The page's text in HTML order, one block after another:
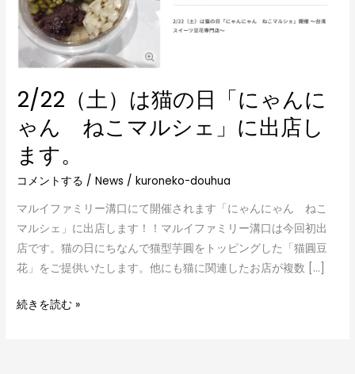
2/22（土）は猫の日「にゃんに
ゃん ねこマルシェ」に出店し
ます。
コメントする /News /kuroneko-douhua
マルイファミリー溝口にて開催されます「にゃんにゃん ねこ
マルシェ」に出店します！！マルイファミリー溝口は今回初出
店です。猫の日にちなんで猫型芋圓をトッピングした「猫圓豆
花」をご提供いたします。他にも猫に関連したお店が複数 […]
ゃ
ん
に
ゃ
ん
ね
こ
マ
ル
シ
ェ」
に
出
店
ま
続きを読む »